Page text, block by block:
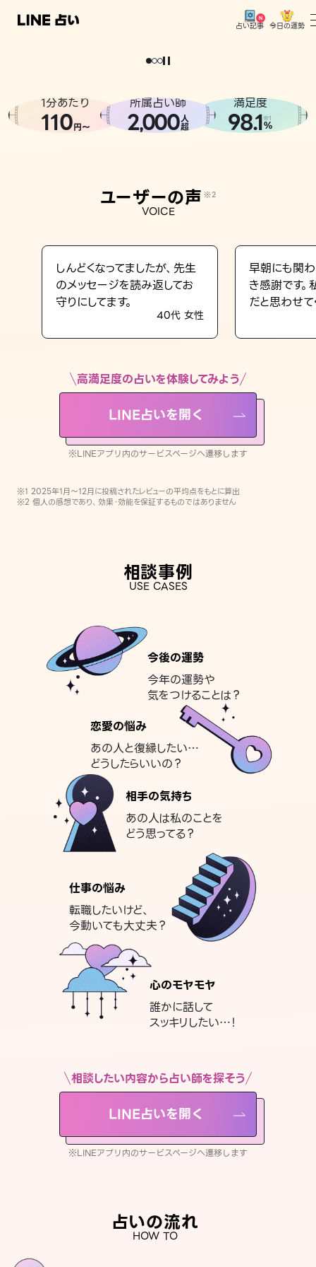
占い記事 今日の運勢
相談事例
LINE占いを開く
※LINEアプリ内のサービスページへ遷移します
どうせなら
。
1分あたり
110円〜
所属占い師
2,000人
超
満足度
98.1※1
%
ユーザーの声 ※2
VOICE
しんどくなってましたが、先生
のメッセージを読み返してお
守りにしてます。
40代 女性
早朝にも関
き感謝です
だと思わせて
高満足度の占いを体験してみよう
LINE占いを開く
※LINEアプリ内のサービスページへ遷移します
※1 2025年1月〜12月に投稿されたレビューの平均点をもとに算出
※2 個人の感想であり、効果・効能を保証するものではありません
相談事例
USE CASES
今後の運勢
今年の運勢や
気をつけることは？
恋愛の悩み
あの人と復縁したい…
どうしたらいいの？
相手の気持ち
あの人は私のことを
どう思ってる？
仕事の悩み
転職したいけど、
今動いても大丈夫？
心のモヤモヤ
誰かに話して
スッキリしたい…！
相談したい内容から占い師を探そう
LINE占いを開く
※LINEアプリ内のサービスページへ遷移します
占いの流れ
HOW TO